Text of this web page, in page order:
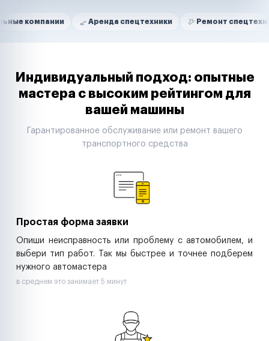
Нам доверяют
Аренда спецтехники Ремонт спецтехники
Маркетплейсы
Таксопарки
Автодилеры
Строительные компании
Аренда спецтехники
Индивидуальный подход: опытные
мастера с высоким рейтингом для
вашей машины
Гарантированное обслуживание или ремонт вашего
транспортного средства
Простая форма заявки
Опиши неисправность или проблему с автомобилем, и
выбери тип работ. Так мы быстрее и точнее подберем
нужного автомастера
в среднем это занимает 5 минут